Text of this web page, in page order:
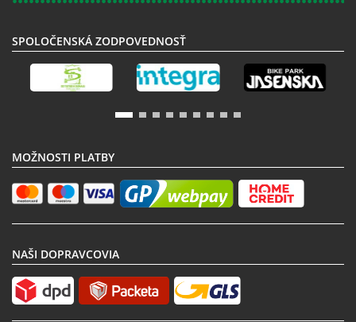
SPOLOČENSKÁ ZODPOVEDNOSŤ
MOŽNOSTI PLATBY
NAŠI DOPRAVCOVIA